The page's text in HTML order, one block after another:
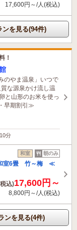
17,600円～/人(税込)
ンを見る(94件)
！
のやま温泉」いつで
な源泉かけ流し温
と山形のお米を使っ
早期割引≫
分
和室 朝のみ
和室6畳 竹～梅 ≪
込)17,600円～
8,800円～/人(税込)
ンを見る(4件)